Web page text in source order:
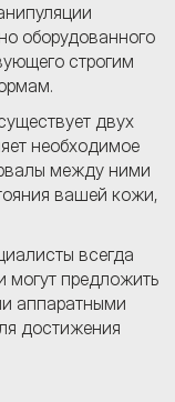
оборудованного
строгим
двух
необходимое
между ними
вашей кожи,
всегда
могут предложить
аппаратными
достижения